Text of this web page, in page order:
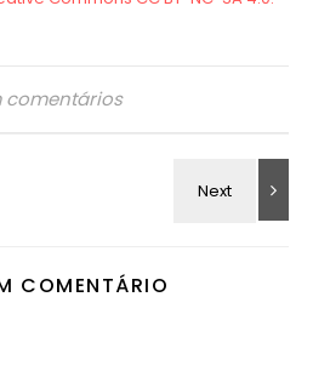
comentários
COMENTÁRIO